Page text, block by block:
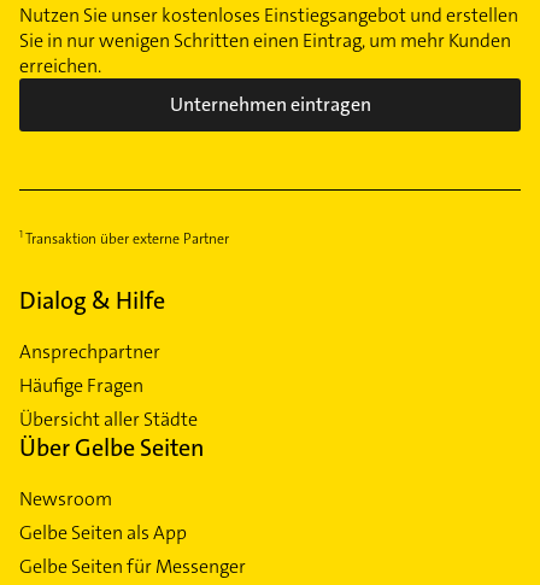
Nutzen Sie unser kostenloses Einstiegsangebot und erstellen
Sie in nur wenigen Schritten einen Eintrag, um mehr Kunden
erreichen.
Unternehmen eintragen
Transaktion über externe Partner
Dialog & Hilfe
Ansprechpartner
Häufige Fragen
Übersicht aller Städte
Über Gelbe Seiten
Newsroom
Gelbe Seiten als App
Gelbe Seiten für Messenger